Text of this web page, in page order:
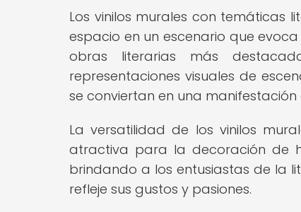
Los vinilos murales con temáticas
espacio en un escenario que
obras literarias más
representaciones visuales de
se conviertan en una
La versatilidad de los vinilos
atractiva para la decoración de
brindando a los entusiastas de la
refleje sus gustos y pasiones.